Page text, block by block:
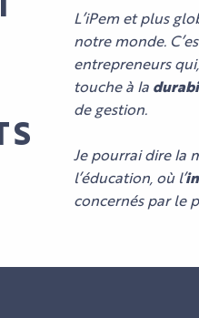
L’iPem et plus
notre monde.
entrepreneurs
touche à la
de gestion.
Je pourrai dire la
l’éducation, où l’
concernés par le